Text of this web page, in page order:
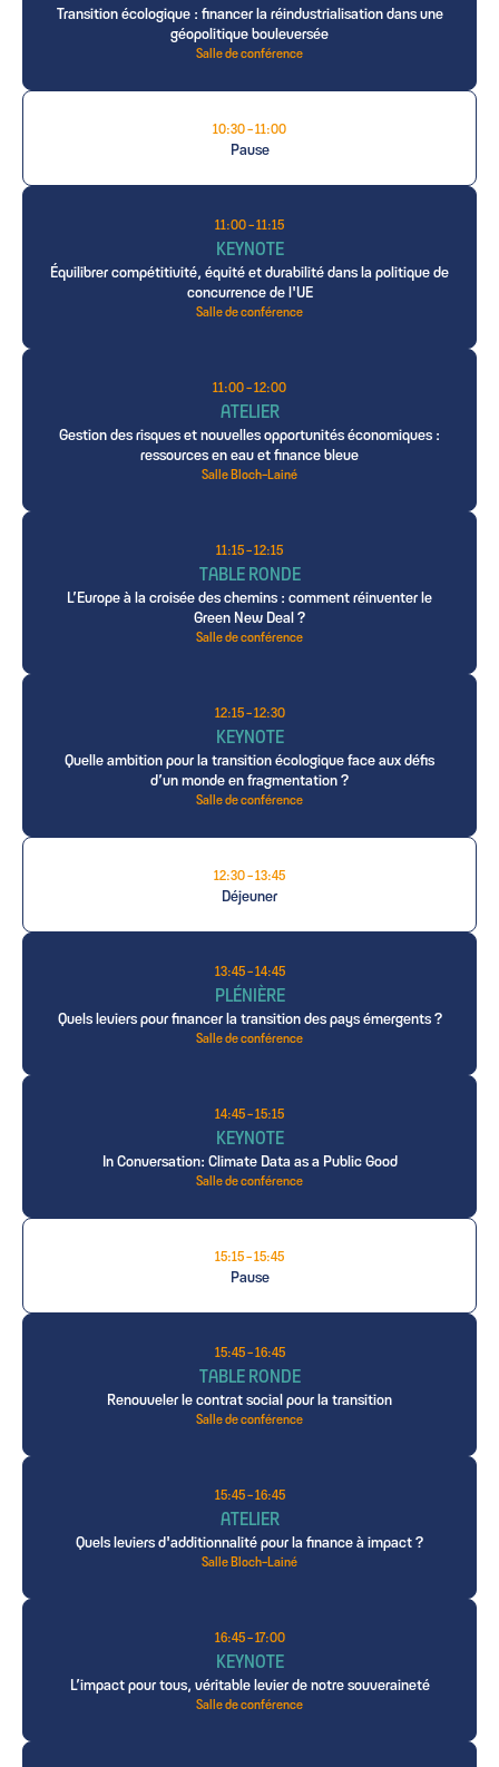
Transition écologique : financer la réindustrialisation dans une
géopolitique bouleversée
Salle de conférence
10:30 - 11:00
Pause
11:00 - 11:15
KEYNOTE
Équilibrer compétitivité, équité et durabilité dans la politique de
concurrence de l'UE
Salle de conférence
11:00 - 12:00
ATELIER
Gestion des risques et nouvelles opportunités économiques :
ressources en eau et finance bleue
Salle Bloch-Lainé
11:15 - 12:15
TABLE RONDE
L’Europe à la croisée des chemins : comment réinventer le
Green New Deal ?
Salle de conférence
12:15 - 12:30
KEYNOTE
Quelle ambition pour la transition écologique face aux défis
d’un monde en fragmentation ?
Salle de conférence
12:30 - 13:45
Déjeuner
13:45 - 14:45
PLÉNIÈRE
Quels leviers pour financer la transition des pays émergents ?
Salle de conférence
14:45 - 15:15
KEYNOTE
In Conversation: Climate Data as a Public Good
Salle de conférence
15:15 - 15:45
Pause
15:45 - 16:45
TABLE RONDE
Renouveler le contrat social pour la transition
Salle de conférence
15:45 - 16:45
ATELIER
Quels leviers d'additionnalité pour la finance à impact ?
Salle Bloch-Lainé
16:45 - 17:00
KEYNOTE
L’impact pour tous, véritable levier de notre souveraineté
Salle de conférence